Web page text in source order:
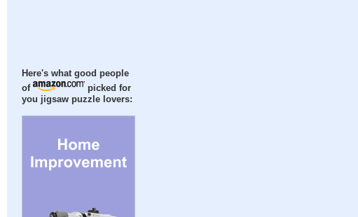
Here's what good people
of
picked for
you jigsaw puzzle lovers: